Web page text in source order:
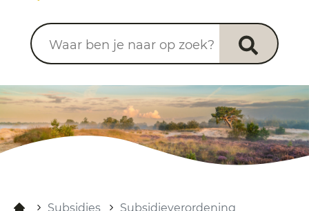
Waar ben je naar op zoek?
Subsidies Subsidieverordening